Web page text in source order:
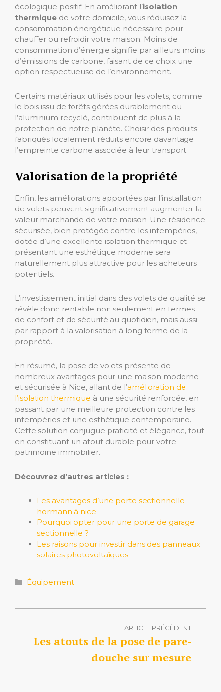
écologique positif. En améliorant l’isolation
thermique de votre domicile, vous réduisez la
consommation énergétique nécessaire pour
chauffer ou refroidir votre maison. Moins de
consommation d’énergie signifie par ailleurs moins
d’émissions de carbone, faisant de ce choix une
option respectueuse de l’environnement.
Certains matériaux utilisés pour les volets, comme
le bois issu de forêts gérées durablement ou
l’aluminium recyclé, contribuent de plus à la
protection de notre planète. Choisir des produits
fabriqués localement réduits encore davantage
l’empreinte carbone associée à leur transport.
Valorisation de la propriété
Enfin, les améliorations apportées par l’installation
de volets peuvent significativement augmenter la
valeur marchande de votre maison. Une résidence
sécurisée, bien protégée contre les intempéries,
dotée d’une excellente isolation thermique et
présentant une esthétique moderne sera
naturellement plus attractive pour les acheteurs
potentiels.
L’investissement initial dans des volets de qualité se
révèle donc rentable non seulement en termes
de confort et de sécurité au quotidien, mais aussi
par rapport à la valorisation à long terme de la
propriété.
En résumé, la pose de volets présente de
nombreux avantages pour une maison moderne
et sécurisée à Nice, allant de l’amélioration de
l’isolation thermique à une sécurité renforcée, en
passant par une meilleure protection contre les
intempéries et une esthétique contemporaine.
Cette solution conjugue praticité et élégance, tout
en constituant un atout durable pour votre
patrimoine immobilier.
Découvrez d’autres articles :
Les avantages d’une porte sectionnelle
hörmann à nice
Pourquoi opter pour une porte de garage
sectionnelle ?
Les raisons pour investir dans des panneaux
solaires photovoltaïques
Catégories
Équipement
ARTICLE PRÉCÈDENT
Les atouts de la pose de pare-
douche sur mesure